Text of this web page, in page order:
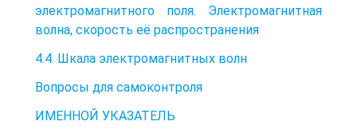
электромагнитного поля. Электромагнитная
волна, скорость её распространения
4.4. Шкала электромагнитных волн
Вопросы для самоконтроля
ИМЕННОЙ УКАЗАТЕЛЬ